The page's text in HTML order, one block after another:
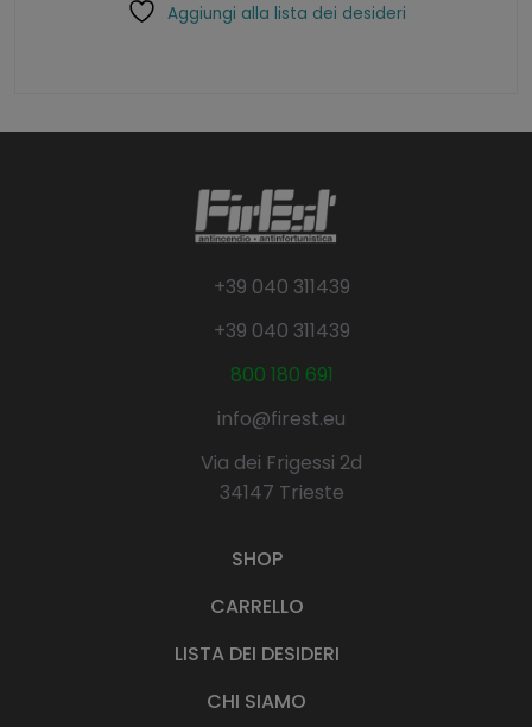
Aggiungi alla lista dei desideri
+39 040 311439
+39 040 311439
800 180 691
info@firest.eu
Via dei Frigessi 2d
34147 Trieste
SHOP
CARRELLO
LISTA DEI DESIDERI
CHI SIAMO